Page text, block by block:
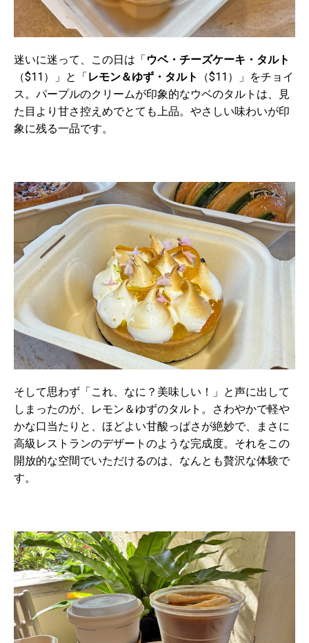
迷いに迷って、この日は「 ウベ・チーズケーキ・タルト
（$11 ）」と「 レモン＆ゆず・タルト （$11 ）」をチョイ
ス。パープルのクリームが印象的なウベのタルトは、見
た目より甘さ控えめでとても上品。やさしい味わいが印
象に残る一品です。
そして思わず「これ、なに？美味しい！」と声に出して
しまったのが、レモン＆ゆずのタルト。さわやかで軽や
かな口当たりと、ほどよい甘酸っぱさが絶妙で、まさに
高級レストランのデザートのような完成度。それをこの
開放的な空間でいただけるのは、なんとも贅沢な体験で
す。